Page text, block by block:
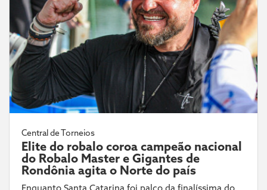
Central de Torneios
Elite do robalo coroa campeão nacional
do Robalo Master e Gigantes de
Rondônia agita o Norte do país